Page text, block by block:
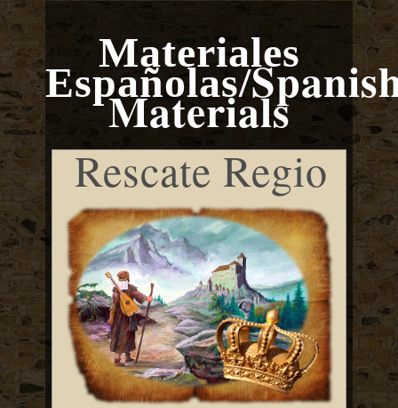
Materiales
Españolas/
Materials
Rescate Regio